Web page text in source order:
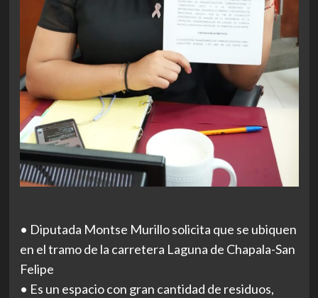
• Diputada Montse Murillo solicita que se ubiquen
en el tramo de la carretera Laguna de Chapala-San
Felipe
• Es un espacio con gran cantidad de residuos,